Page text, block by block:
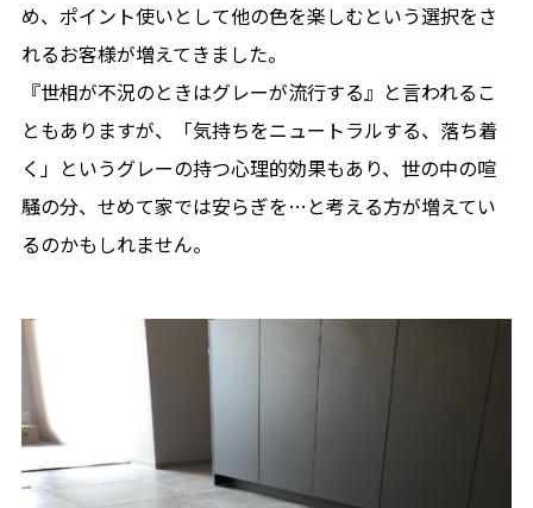
め、ポイント使いとして他の色を楽しむという選択をさ
れるお客様が増えてきました。
『世相が不況のときはグレーが流行する』と言われるこ
ともありますが、「気持ちをニュートラルする、落ち着
く」というグレーの持つ心理的効果もあり、世の中の喧
騒の分、せめて家では安らぎを…と考える方が増えてい
るのかもしれません。